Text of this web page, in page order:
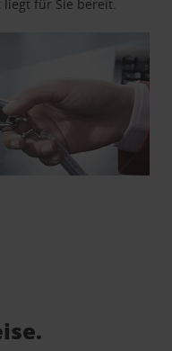
für Sie bereit.